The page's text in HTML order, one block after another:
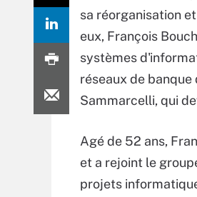
sa réorganisation
eux, François
systèmes
réseaux de
Sammarcelli, qui
Agé de 52 ans,
et a rejoint le
projets